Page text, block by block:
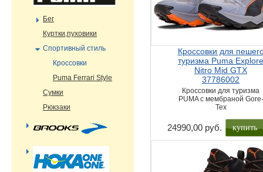
Кроссовки для
туризма Puma
Nitro Mid GTX
37786002
Кроссовки для туризма
PUMA с мембраной Gore-
Tex
24990,00 руб. купить
Бег
Куртки,пуховики
Спортивный стиль
Кроссовки
Puma Ferrari Style
Сумки
Рюкзаки